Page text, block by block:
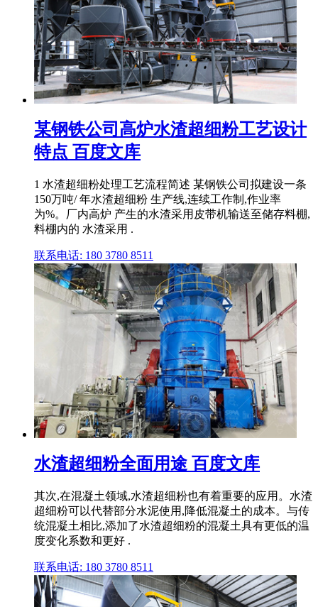
某钢铁公司高炉水渣超细粉工艺设计
特点 百度文库
1 水渣超细粉处理工艺流程简述 某钢铁公司拟建设一条
150万吨/ 年水渣超细粉 生产线,连续工作制,作业率
为%。厂内高炉 产生的水渣采用皮带机输送至储存料棚,
料棚内的 水渣采用 .
联系电话: 180 3780 8511
水渣超细粉全面用途 百度文库
其次,在混凝土领域,水渣超细粉也有着重要的应用。水渣
超细粉可以代替部分水泥使用,降低混凝土的成本。与传
统混凝土相比,添加了水渣超细粉的混凝土具有更低的温
度变化系数和更好 .
联系电话: 180 3780 8511